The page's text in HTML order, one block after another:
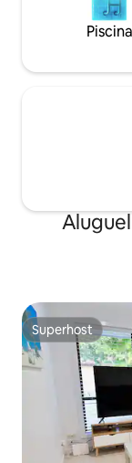
Piscina
Superhost
Superhost